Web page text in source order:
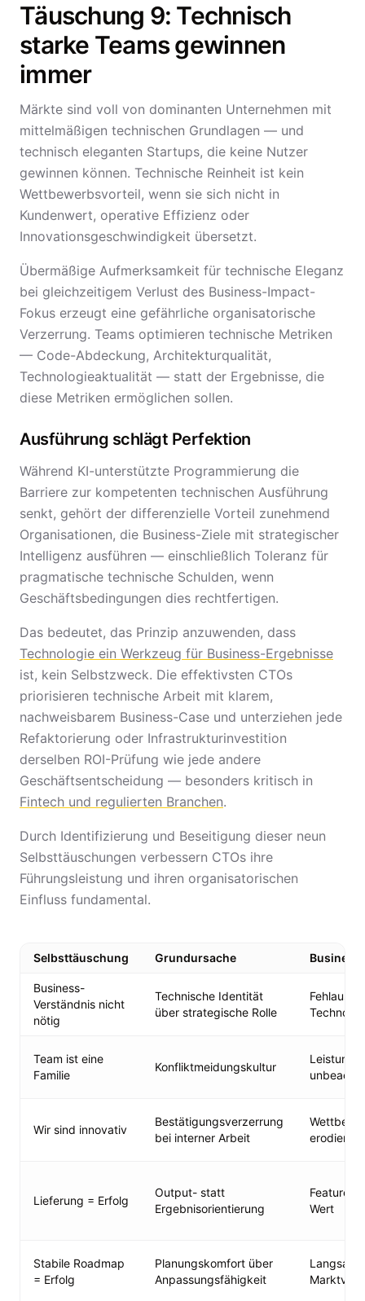
Täuschung 9: Technisch
starke Teams gewinnen
immer
Märkte sind voll von dominanten Unternehmen mit
mittelmäßigen technischen Grundlagen — und
technisch eleganten Startups, die keine Nutzer
gewinnen können. Technische Reinheit ist kein
Wettbewerbsvorteil, wenn sie sich nicht in
Kundenwert, operative Effizienz oder
Innovationsgeschwindigkeit übersetzt.
Übermäßige Aufmerksamkeit für technische Eleganz
bei gleichzeitigem Verlust des Business-Impact-
Fokus erzeugt eine gefährliche organisatorische
Verzerrung. Teams optimieren technische Metriken
— Code-Abdeckung, Architekturqualität,
Technologieaktualität — statt der Ergebnisse, die
diese Metriken ermöglichen sollen.
Ausführung schlägt Perfektion
Während KI-unterstützte Programmierung die
Barriere zur kompetenten technischen Ausführung
senkt, gehört der differenzielle Vorteil zunehmend
Organisationen, die Business-Ziele mit strategischer
Intelligenz ausführen — einschließlich Toleranz für
pragmatische technische Schulden, wenn
Geschäftsbedingungen dies rechtfertigen.
Das bedeutet, das Prinzip anzuwenden, dass
Technologie ein Werkzeug für Business-Ergebnisse
ist, kein Selbstzweck. Die effektivsten CTOs
priorisieren technische Arbeit mit klarem,
nachweisbarem Business-Case und unterziehen jede
Refaktorierung oder Infrastrukturinvestition
derselben ROI-Prüfung wie jede andere
Geschäftsentscheidung — besonders kritisch in
Fintech und regulierten Branchen.
Durch Identifizierung und Beseitigung dieser neun
Selbsttäuschungen verbessern CTOs ihre
Führungsleistung und ihren organisatorischen
Einfluss fundamental.
Selbsttäuschung Grundursache
Business-
Verständnis nicht
nötig
Technische Identität
über strategische Rolle
Team ist eine
Familie
Konfliktmeidungskultur
Wir sind innovativ
Bestätigungsverzerrung
bei interner Arbeit
erodiert
Lieferung = Erfolg
Output- statt
Ergebnisorientierung
Features
Wert
Stabile Roadmap
= Erfolg
Planungskomfort über
Anpassungsfähigkeit